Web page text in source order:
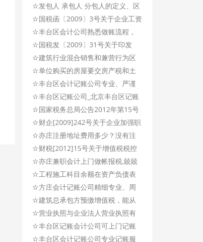
☆发包人 承包人 分包人的定义、区
别、联系
☆国税函〔2009〕3号关于企业工资
薪金及职工福利费扣除问题的通
知
☆丰台区会计公司熟悉做账流程，
记账专业、及时！
☆国税发〔2009〕31号关于印发
《房地产开发经营业务企业所得
税处理办法》的通知
☆建筑行业混合销售和兼营行为区
分、政策解析
☆单位购买的房屋要交房产税和土
地使用税吗？
☆丰台区会计记账公司专业、严谨
会计记账服务公司
☆丰台区记账公司_北京丰台区记账
公司_丰台区记账服务公司
☆国家税务总局公告2012年第15号
关于企业所得税应纳税所得额若
干税务处理问题的公告
☆财企[2009]242号关于企业加强职
工福利费财务管理的通知
☆亦庄注册地址费用多少？没有注
册地址怎么办？
☆财税[2012]15号关于增值税税控
系统专用设备和技术维护费用抵
减增值税税额有关政策的通知
☆亦庄兼职会计上门做帐报税,兢兢
业业,用心服务！
☆工程施工科目余额在资产负债表
里怎么体现出来？
☆方庄会计记账公司精细专业、周
到及时,专注记账服务!
☆建筑总承包方预缴增值税，能从
总包款中扣除货物分包款吗？
☆营业执照与企业法人营业执照有
什么不同？
☆丰台区记账会计公司可上门记账
服务，让您省心，放心！
☆丰台区会计记账公司专业记账服